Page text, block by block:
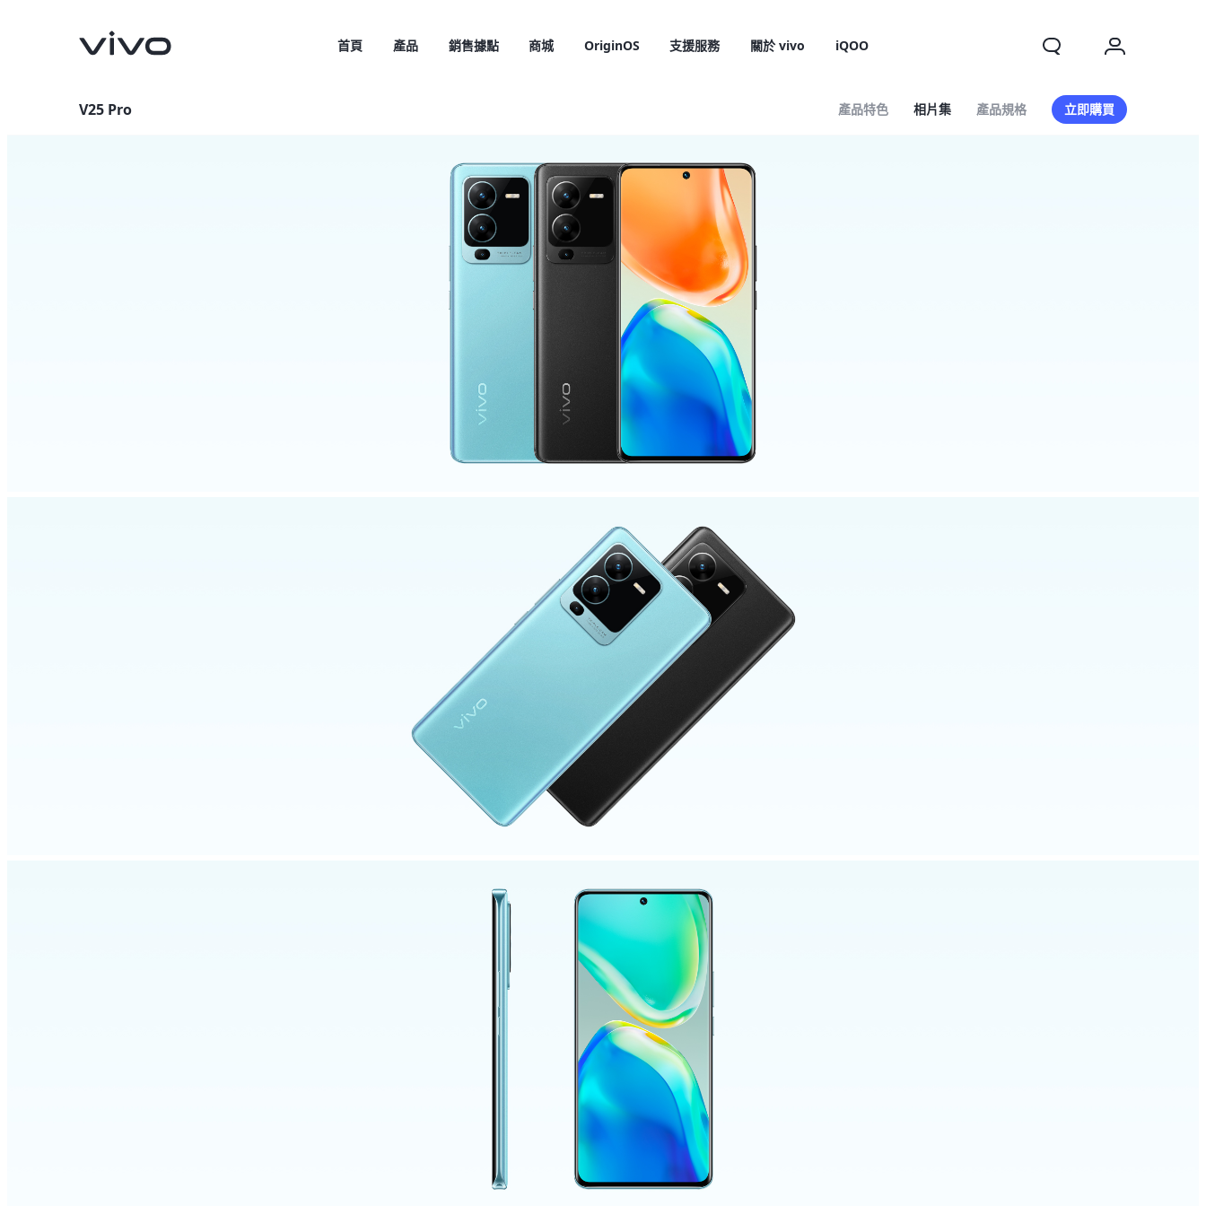
首頁 產品 銷售據點 商城 OriginOS 支援服務 關於 vivo iQOO
V25 Pro 產品特色 相片集 產品規格 立即購買